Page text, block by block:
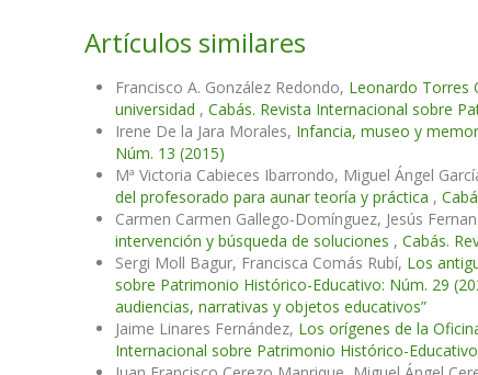
Artículos similares
Francisco A. González Redondo, Leonardo Torres
universidad , Cabás. Revista Internacional sobre
Irene De la Jara Morales, Infancia, museo y
Núm. 13 (2015)
Mª Victoria Cabieces Ibarrondo, Miguel Ángel
del profesorado para aunar teoría y práctica ,
Carmen Carmen Gallego-Domínguez, Jesús
intervención y búsqueda de soluciones , Cabás.
Sergi Moll Bagur, Francisca Comás Rubí, Los
sobre Patrimonio Histórico-Educativo: Núm. 29
audiencias, narrativas y objetos educativos”
Jaime Linares Fernández, Los orígenes de la
Internacional sobre Patrimonio Histórico-